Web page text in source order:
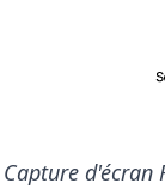
d'écran